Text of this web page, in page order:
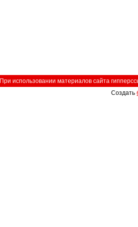
При использовании материалов сайта
Создать